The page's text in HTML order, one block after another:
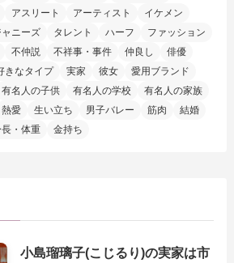
アスリート アーティスト
イケメン
ャニーズ タレント ハーフ
ファッション
不仲説 不祥事・事件 仲良し
俳優
きなタイプ 実家 彼女
愛用ブランド
有名人の子供 有名人の学校
有名人の家族
熱愛 生い立ち 男子バレー 筋肉
結婚
・体重 金持ち
小島瑠璃子(こじるり)の実家は市